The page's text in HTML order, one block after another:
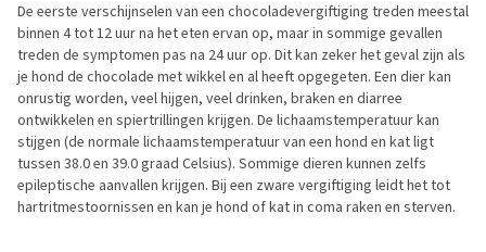
De eerste verschijnselen van een chocoladevergiftiging treden meestal
binnen 4 tot 12 uur na het eten ervan op, maar in sommige gevallen
treden de symptomen pas na 24 uur op. Dit kan zeker het geval zijn als
je hond de chocolade met wikkel en al heeft opgegeten. Een dier kan
onrustig worden, veel hijgen, veel drinken, braken en diarree
ontwikkelen en spiertrillingen krijgen. De lichaamstemperatuur kan
stijgen (de normale lichaamstemperatuur van een hond en kat ligt
tussen 38.0 en 39.0 graad Celsius). Sommige dieren kunnen zelfs
epileptische aanvallen krijgen. Bij een zware vergiftiging leidt het tot
hartritmestoornissen en kan je hond of kat in coma raken en sterven.